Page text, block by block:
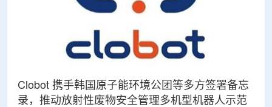
Clobot 携手韩国原子能环境公团等多方签署备忘
录，推动放射性废物安全管理多机型机器人示范